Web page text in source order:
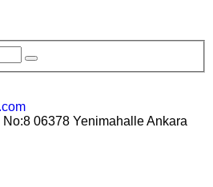
No:8 06378 Yenimahalle Ankara